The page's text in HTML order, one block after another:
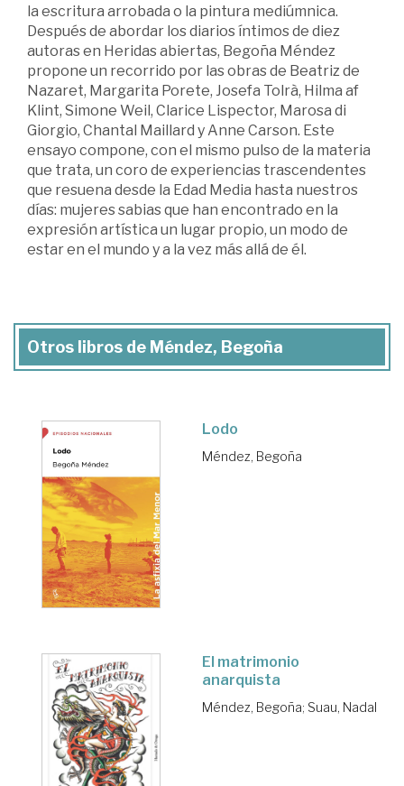
la escritura arrobada o la pintura mediúmnica.
Después de abordar los diarios íntimos de diez
autoras en Heridas abiertas, Begoña Méndez
propone un recorrido por las obras de Beatriz de
Nazaret, Margarita Porete, Josefa Tolrà, Hilma af
Klint, Simone Weil, Clarice Lispector, Marosa di
Giorgio, Chantal Maillard y Anne Carson. Este
ensayo compone, con el mismo pulso de la materia
que trata, un coro de experiencias trascendentes
que resuena desde la Edad Media hasta nuestros
días: mujeres sabias que han encontrado en la
expresión artística un lugar propio, un modo de
estar en el mundo y a la vez más allá de él.
Otros libros de Méndez, Begoña
Lodo
Méndez, Begoña
El matrimonio
anarquista
Méndez, Begoña; Suau, Nadal